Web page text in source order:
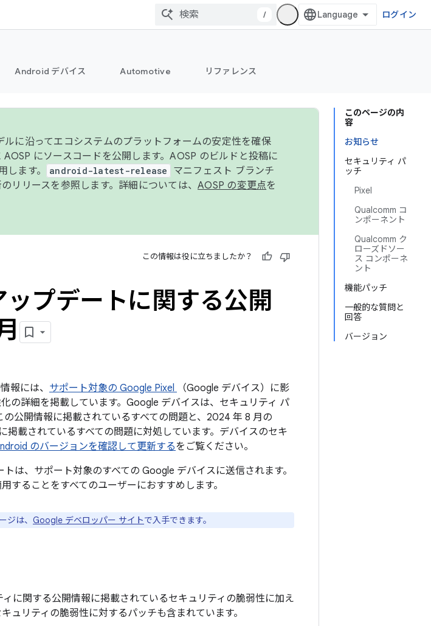
/ ログイン
Android デバイス Automotive リファレンス
このページの内
容
お知らせ
セキュリティ パ
ッチ
Pixel
Qualcomm コ
ンポーネント
Qualcomm ク
ローズドソー
ス コンポーネ
ント
機能パッチ
一般的な質問と
回答
バージョン
に沿ってエコシステムのプラットフォームの安定性を確保
にソースコードを公開します。AOSP のビルドと投稿に
します。 android-latest-release
マニフェスト ブランチ
リリースを参照します。詳細については、 AOSP の変更点を
この情報は役に立ちましたか？
プデートに関する公開
報には、 サポート対象の Google Pixel
（Google デバイス）に影
の詳細を掲載しています。Google デバイスは、セキュリティ パ
公開情報に掲載されているすべての問題と、2024 年 8 月の
掲載されているすべての問題に対処しています。デバイスのセキ
のバージョンを確認して更新するをご覧ください。
は、サポート対象のすべての Google デバイスに送信されます。
することをすべてのユーザーにおすすめします。
ジは、 Google デベロッパー サイトで入手できます。
に関する公開情報に掲載されているセキュリティの脆弱性に加え
ュリティの脆弱性に対するパッチも含まれています。